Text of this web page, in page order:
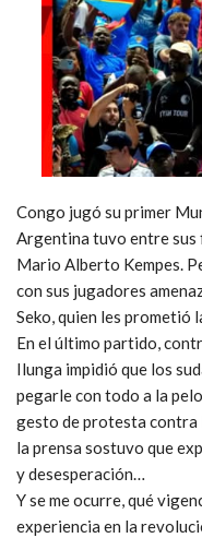
Congo jugó su primer
Argentina tuvo entre sus
Mario Alberto Kempes.
con sus jugadores
Seko, quien les prometió
En el último partido,
Ilunga impidió que los
pegarle con todo a la
gesto de protesta contra
la prensa sostuvo que
y desesperación…
Y se me ocurre, qué
experiencia en la